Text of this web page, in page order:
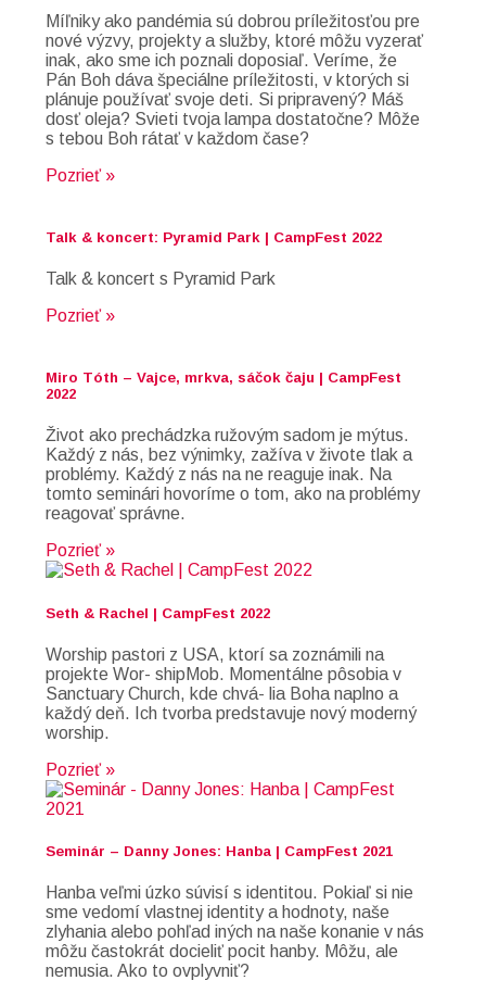
Míľniky ako pandémia sú dobrou príležitosťou pre
nové výzvy, projekty a služby, ktoré môžu vyzerať
inak, ako sme ich poznali doposiaľ. Veríme, že
Pán Boh dáva špeciálne príležitosti, v ktorých si
plánuje používať svoje deti. Si pripravený? Máš
dosť oleja? Svieti tvoja lampa dostatočne? Môže
s tebou Boh rátať v každom čase?
Pozrieť »
Talk & koncert: Pyramid Park | CampFest 2022
Talk & koncert s Pyramid Park
Pozrieť »
Miro Tóth – Vajce, mrkva, sáčok čaju | CampFest
2022
Život ako prechádzka ružovým sadom je mýtus.
Každý z nás, bez výnimky, zažíva v živote tlak a
problémy. Každý z nás na ne reaguje inak. Na
tomto seminári hovoríme o tom, ako na problémy
reagovať správne.
Pozrieť »
Seth & Rachel | CampFest 2022
Worship pastori z USA, ktorí sa zoznámili na
projekte Wor- shipMob. Momentálne pôsobia v
Sanctuary Church, kde chvá- lia Boha naplno a
každý deň. Ich tvorba predstavuje nový moderný
worship.
Pozrieť »
Seminár – Danny Jones: Hanba | CampFest 2021
Hanba veľmi úzko súvisí s identitou. Pokiaľ si nie
sme vedomí vlastnej identity a hodnoty, naše
zlyhania alebo pohľad iných na naše konanie v nás
môžu častokrát docieliť pocit hanby. Môžu, ale
nemusia. Ako to ovplyvniť?